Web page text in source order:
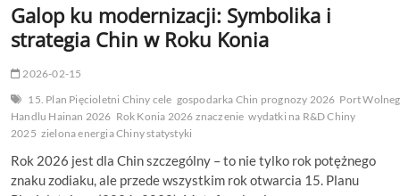
Galop ku modernizacji: Symbolika i
strategia Chin w Roku Konia
2026-02-15
15. Plan Pięcioletni Chiny cele gospodarka Chin prognozy 2026 Port
Handlu Hainan 2026 Rok Konia 2026 znaczenie wydatki na R&D Chiny
2025 zielona energia Chiny statystyki
Rok 2026 jest dla Chin szczególny – to nie tylko rok potężnego
znaku zodiaku, ale przede wszystkim rok otwarcia 15. Planu